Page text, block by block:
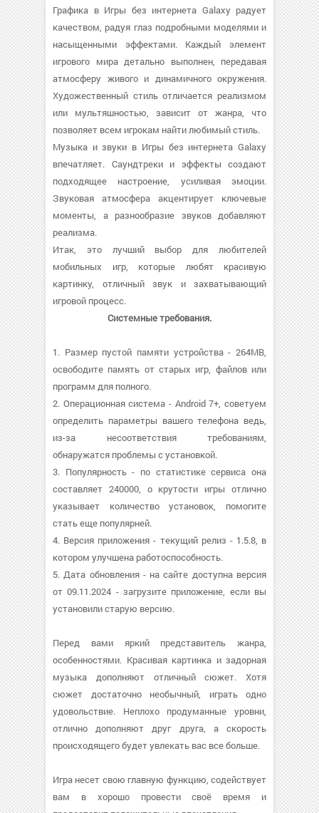
Графика в Игры без интернета Galaxy радует
качеством, радуя глаз подробными моделями и
насыщенными эффектами. Каждый элемент
игрового мира детально выполнен, передавая
атмосферу живого и динамичного окружения.
Художественный стиль отличается реализмом
или мультяшностью, зависит от жанра, что
позволяет всем игрокам найти любимый стиль.
Музыка и звуки в Игры без интернета Galaxy
впечатляет. Саундтреки и эффекты создают
подходящее настроение, усиливая эмоции.
Звуковая атмосфера акцентирует ключевые
моменты, а разнообразие звуков добавляют
реализма.
Итак, это лучший выбор для любителей
мобильных игр, которые любят красивую
картинку, отличный звук и захватывающий
игровой процесс.
Системные требования.
1. Размер пустой памяти устройства - 264MB,
освободите память от старых игр, файлов или
программ для полного.
2. Операционная система - Android 7+, советуем
определить параметры вашего телефона ведь,
из-за несоответствия требованиям,
обнаружатся проблемы с установкой.
3. Популярность - по статистике сервиса она
составляет 240000, о крутости игры отлично
указывает количество установок, помогите
стать еще популярней.
4. Версия приложения - текущий релиз - 1.5.8, в
котором улучшена работоспособность.
5. Дата обновления - на сайте доступна версия
от 09.11.2024 - загрузите приложение, если вы
установили старую версию.
Перед вами яркий представитель жанра,
особенностями. Красивая картинка и задорная
музыка дополняют отличный сюжет. Хотя
сюжет достаточно необычный, играть одно
удовольствие. Неплохо продуманные уровни,
отлично дополняют друг друга, а скорость
происходящего будет увлекать вас все больше.
Игра несет свою главную функцию, содействует
вам в хорошо провести своё время и